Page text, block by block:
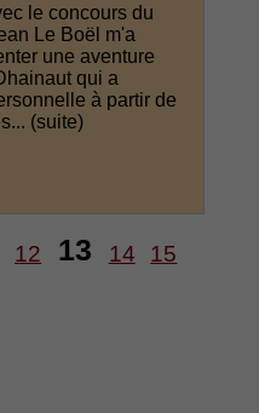
le concours du
Le Boël m'a
une aventure
qui a
à partir de
(suite)
12 13 14 15